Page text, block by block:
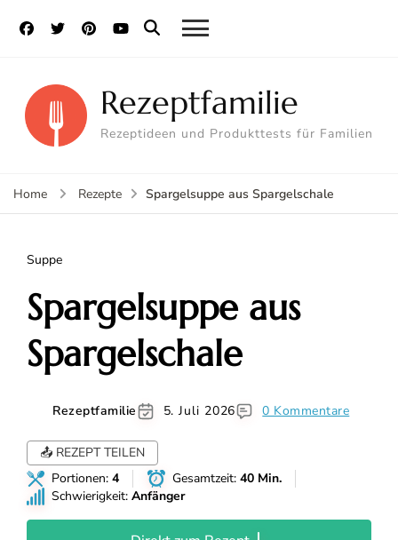
Rezeptfamilie
Rezeptideen und Produkttests für Familien
Home Rezepte Spargelsuppe aus Spargelschale
Suppe
Spargelsuppe aus
Spargelschale
Rezeptfamilie 5. Juli 2026 0 Kommentare
📤 REZEPT TEILEN
Portionen: 4 Gesamtzeit: 40 Min.
Schwierigkeit: Anfänger